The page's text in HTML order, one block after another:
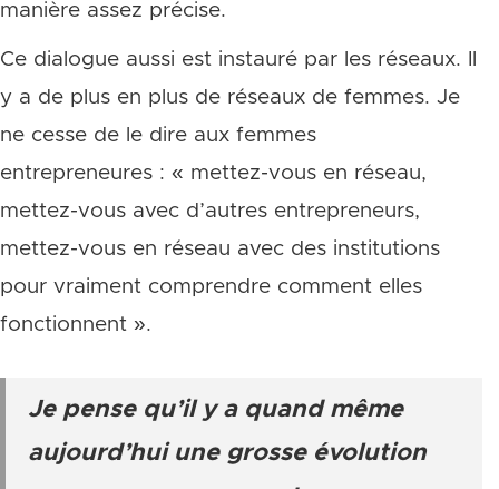
manière assez précise.
Ce dialogue aussi est instauré par les réseaux. Il
y a de plus en plus de réseaux de femmes. Je
ne cesse de le dire aux femmes
entrepreneures : « mettez-vous en réseau,
mettez-vous avec d’autres entrepreneurs,
mettez-vous en réseau avec des institutions
pour vraiment comprendre comment elles
fonctionnent ».
Je pense qu’il y a quand même
aujourd’hui une grosse évolution